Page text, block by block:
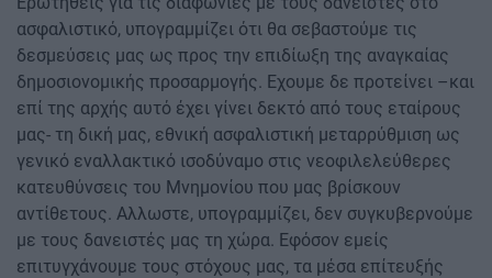
ασφαλιστικό, υπογραμμίζει ότι θα σεβαστούμε τις
δεσμεύσεις μας ως προς την επιδίωξη της αναγκαίας
δημοσιονομικής προσαρμογής. Εχουμε δε προτείνει –και
επί της αρχής αυτό έχει γίνει δεκτό από τους εταίρους
μας- τη δική μας, εθνική ασφαλιστική μεταρρύθμιση ως
γενικό εναλλακτικό ισοδύναμο στις νεοφιλελεύθερες
κατευθύνσεις του Μνημονίου που μας βρίσκουν
αντίθετους. Αλλωστε, υπογραμμίζει, δεν συγκυβερνούμε
με τους δανειστές μας τη χώρα. Εφόσον εμείς
επιτυγχάνουμε τους στόχους μας, τα μέσα επίτευξής